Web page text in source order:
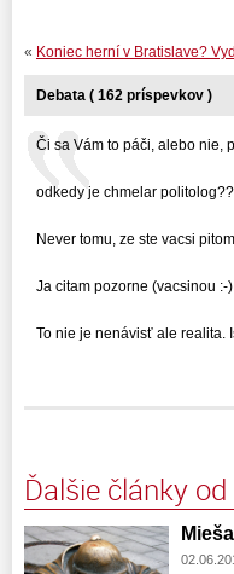
« Koniec herní v Bratislave?
Debata ( 162 príspevkov )
Či sa Vám to páči, alebo nie,
odkedy je chmelar
Never tomu, ze ste vacsi
Ja citam pozorne (vacsinou :-)
To nie je nenávisť ale realita.
Ďalšie články